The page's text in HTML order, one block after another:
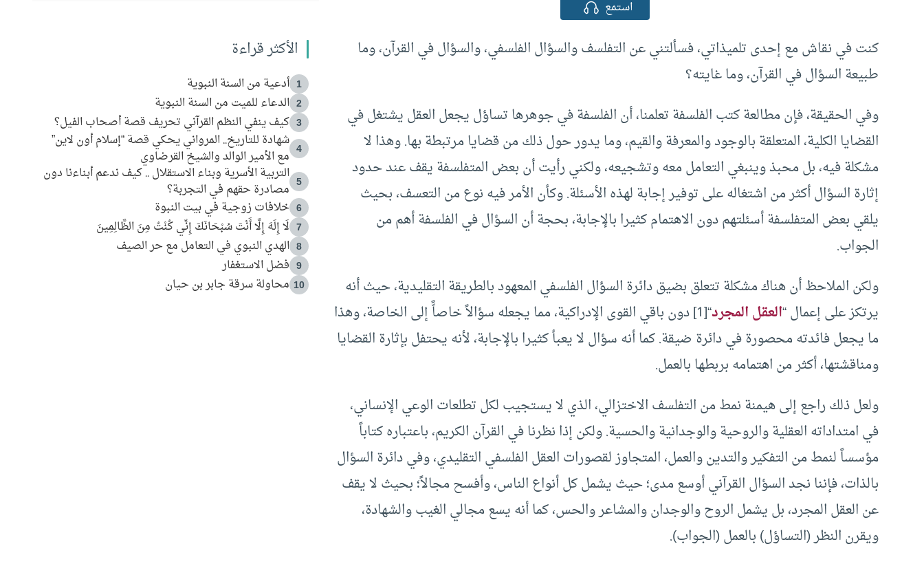
استمع
كنت في نقاش مع إحدى تلميذاتي، فسألتني عن التفلسف والسؤال الفلسفي، والسؤال في القرآن، وما
طبيعة السؤال في القرآن، وما غايته؟
وفي الحقيقة، فإن مطالعة كتب الفلسفة تعلمنا، أن الفلسفة في جوهرها تساؤل يجعل العقل يشتغل في
القضايا الكلية، المتعلقة بالوجود والمعرفة والقيم، وما يدور حول ذلك من قضايا مرتبطة بها. وهذا لا
مشكلة فيه، بل محبذ وينبغي التعامل معه وتشجيعه، ولكني رأيت أن بعض المتفلسفة يقف عند حدود
إثارة السؤال أكثر من اشتغاله على توفير إجابة لهذه الأسئلة. وكأن الأمر فيه نوع من التعسف، بحيث
يلقي بعض المتفلسفة أسئلتهم دون الاهتمام كثيرا بالإجابة، بحجة أن السؤال في الفلسفة أهم من
الجواب.
ولكن الملاحظ أن هناك مشكلة تتعلق بضيق دائرة السؤال الفلسفي المعهود بالطريقة التقليدية، حيث أنه
يرتكز على إعمال “العقل المجرد
“[1] دون باقي القوى الإدراكية، مما يجعله سؤالاً خاصاًّ إلى الخاصة، وهذا
ما يجعل فائدته محصورة في دائرة ضيقة. كما أنه سؤال لا يعبأ كثيرا بالإجابة، لأنه يحتفل بإثارة القضايا
ومناقشتها، أكثر من اهتمامه بربطها بالعمل.
ولعل ذلك راجع إلى هيمنة نمط من التفلسف الاختزالي، الذي لا يستجيب لكل تطلعات الوعي الإنساني،
في امتداداته العقلية والروحية والوجدانية والحسية. ولكن إذا نظرنا في القرآن الكريم، باعتباره كتاباً
مؤسساً لنمط من التفكير والتدين والعمل، المتجاوز لقصورات العقل الفلسفي التقليدي، وفي دائرة السؤال
بالذات، فإننا نجد السؤال القرآني أوسع مدى؛ حيث يشمل كل أنواع الناس، وأفسح مجالاً؛ بحيث لا يقف
عن العقل المجرد، بل يشمل الروح والوجدان والمشاعر والحس، كما أنه يسع مجالي الغيب والشهادة،
ويقرن النظر (التساؤل) بالعمل (الجواب).
الأكثر قراءة
1 أدعية من السنة النبوية
2 الدعاء للميت من السنة النبوية
3 كيف ينفي النظم القرآني تحريف قصة أصحاب الفيل؟
4
شهادة للتاريخ.. المرواني يحكي قصة “إسلام أون لاين”
مع الأمير الوالد والشيخ القرضاوي
5
التربية الأسرية وبناء الاستقلال .. كيف ندعم أبناءنا دون
مصادرة حقهم في التجربة؟
6 خلافات زوجية في بيت النبوة
7 لَا إِلَهَ إِلَّا أَنْتَ سُبْحَانَكَ إِنِّي كُنْتُ مِنَ الظَّالِمِينَ
8 الهدي النبوي في التعامل مع حر الصيف
9 فضل الاستغفار
10 محاولة سرقة جابر بن حيان